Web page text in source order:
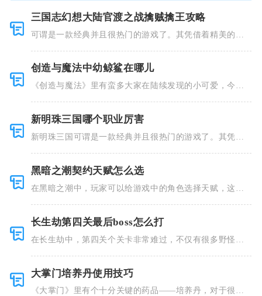
三国志幻想大陆官渡之战擒贼擒王攻略
可谓是一款经典并且很热门的游戏了。其凭借着精美的画
创造与魔法中幼鲸鲨在哪儿
《创造与魔法》里有蛮多大家在陆续发现的小可爱，今天
新明珠三国哪个职业厉害
新明珠三国可谓是一款经典并且很热门的游戏了。其凭借
黑暗之潮契约天赋怎么选
在黑暗之潮中，玩家可以给游戏中的角色选择天赋，这些
长生劫第四关最后boss怎么打
在长生劫中，第四关个关卡非常难过，不仅有很多野怪，
大掌门培养丹使用技巧
《大掌门》里有个十分关键的药品——培养丹，对于很多